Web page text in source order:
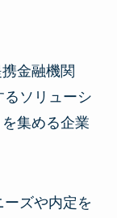
金融機関
ソリューシ
集める企業
ズや内定を